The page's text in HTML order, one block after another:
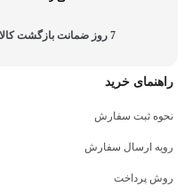
7 روز ضمانت بازگشت کالا
راهنمای خرید
نحوه ثبت سفارش
رویه ارسال سفارش
روش پرداخت